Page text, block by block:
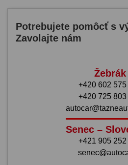
Potrebujete pomôcť s
Zavolajte nám
Žebrák
+420 602 575
+420 725 803
Senec –
+421 905 252